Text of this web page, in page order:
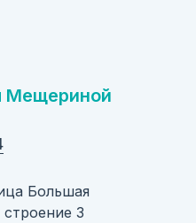
Мещериной
Большая
3